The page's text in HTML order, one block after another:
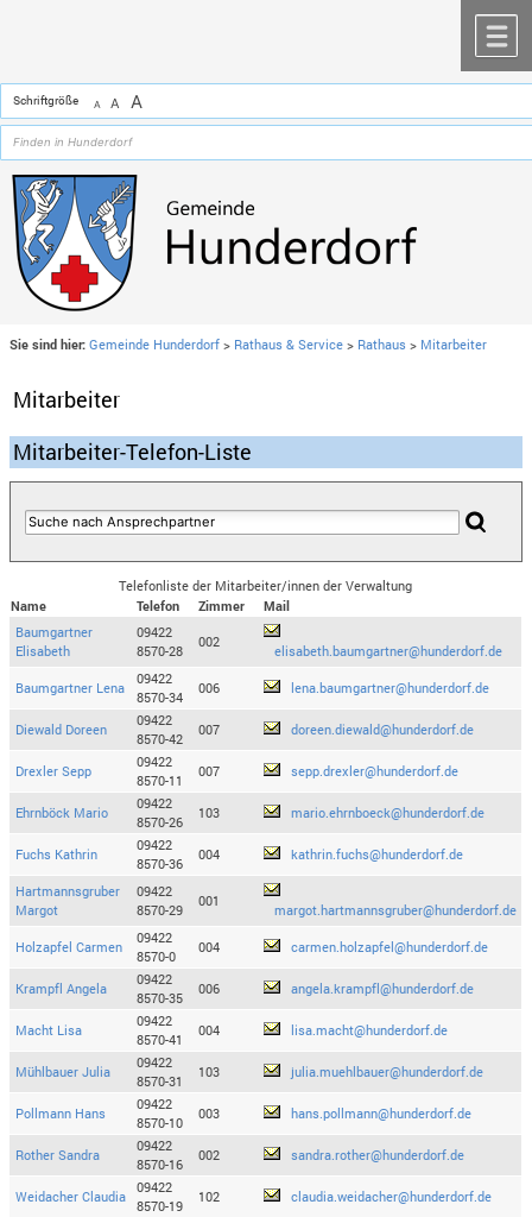
Schriftgröße A A A
Sie sind hier: Gemeinde Hunderdorf > Rathaus & Service > Rathaus > Mitarbeiter
Mitarbeiter
Mitarbeiter-Telefon-Liste
Telefonliste der Mitarbeiter/innen der Verwaltung
Name
Telefon Zimmer
Mail
Baumgartner
Elisabeth
09422
8570-28
002
elisabeth.baumgartner@hunderdorf.de
Baumgartner Lena
09422
8570-34
006 lena.baumgartner@hunderdorf.de
Diewald Doreen
09422
8570-42
007 doreen.diewald@hunderdorf.de
Drexler Sepp
09422
8570-11
007 sepp.drexler@hunderdorf.de
Ehrnböck Mario
09422
8570-26
103 mario.ehrnboeck@hunderdorf.de
Fuchs Kathrin
09422
8570-36
004 kathrin.fuchs@hunderdorf.de
Hartmannsgruber
Margot
09422
8570-29
001
margot.hartmannsgruber@hunderdorf.de
Holzapfel Carmen
09422
8570-0
004 carmen.holzapfel@hunderdorf.de
Krampfl Angela
09422
8570-35
006 angela.krampfl@hunderdorf.de
Macht Lisa
09422
8570-41
004 lisa.macht@hunderdorf.de
Mühlbauer Julia
09422
8570-31
103 julia.muehlbauer@hunderdorf.de
Pollmann Hans
09422
8570-10
003 hans.pollmann@hunderdorf.de
Rother Sandra
09422
8570-16
002 sandra.rother@hunderdorf.de
Weidacher Claudia
09422
8570-19
102 claudia.weidacher@hunderdorf.de